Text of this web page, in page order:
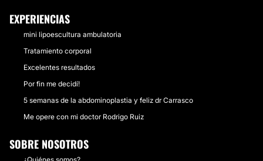
EXPERIENCIAS
mini lipoescultura ambulatoria
Tratamiento corporal
Excelentes resultados
Por fin me decidí!
5 semanas de la abdominoplastia y feliz dr Carrasco
Me opere con mi doctor Rodrigo Ruiz
SOBRE NOSOTROS